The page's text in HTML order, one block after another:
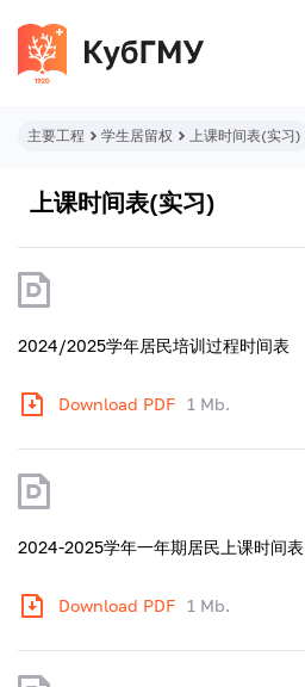
主要工程 学生居留权 上课时间表(实习)
上课时间表(实习)
2024/2025学年居民培训过程时间表
Download PDF 1 Mb.
2024-2025学年一年期居民上课时间表
Download PDF 1 Mb.